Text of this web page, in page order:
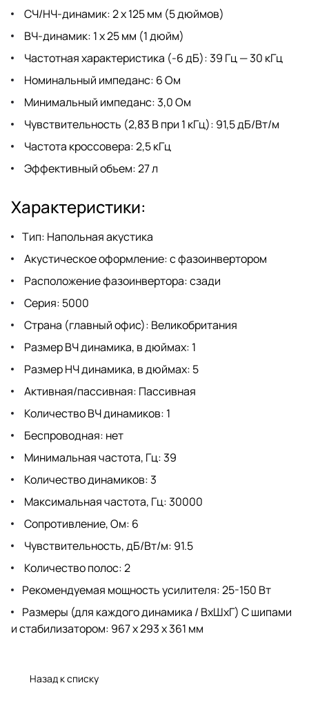
СЧ/НЧ-динамик: 2 х 125 мм (5 дюймов)
ВЧ-динамик: 1 х 25 мм (1 дюйм)
Частотная характеристика (-6 дБ): 39 Гц — 30 кГц
Номинальный импеданс: 6 Ом
Минимальный импеданс: 3,0 Ом
Чувствительность (2,83 В при 1 кГц): 91,5 дБ/Вт/м
Частота кроссовера: 2,5 кГц
Эффективный объем: 27 л
Характеристики:
Тип: Напольная акустика
Акустическое оформление: с фазоинвертором
Расположение фазоинвертора: сзади
Серия: 5000
Страна (главный офис): Великобритания
Размер ВЧ динамика, в дюймах: 1
Размер НЧ динамика, в дюймах: 5
Активная/пассивная: Пассивная
Количество ВЧ динамиков: 1
Беспроводная: нет
Минимальная частота, Гц: 39
Количество динамиков: 3
Максимальная частота, Гц: 30000
Сопротивление, Ом: 6
Чувствительность, дБ/Вт/м: 91.5
Количество полос: 2
Рекомендуемая мощность усилителя: 25-150 Вт
Размеры (для каждого динамика / ВxШxГ) С шипами
и стабилизатором: 967 x 293 x 361 мм
Назад к списку